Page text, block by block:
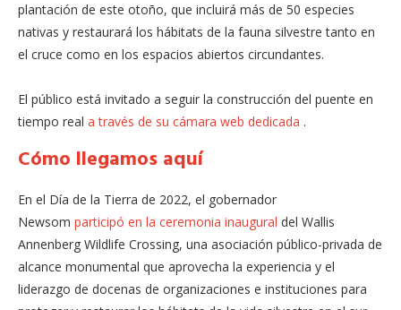
plantación de este otoño, que incluirá más de 50 especies
nativas y restaurará los hábitats de la fauna silvestre tanto en
el cruce como en los espacios abiertos circundantes.
El público está invitado a seguir la construcción del puente en
tiempo real a través de su cámara web dedicada .
Cómo llegamos aquí
En el Día de la Tierra de 2022, el gobernador
Newsom participó en la ceremonia inaugural del Wallis
Annenberg Wildlife Crossing, una asociación público-privada de
alcance monumental que aprovecha la experiencia y el
liderazgo de docenas de organizaciones e instituciones para